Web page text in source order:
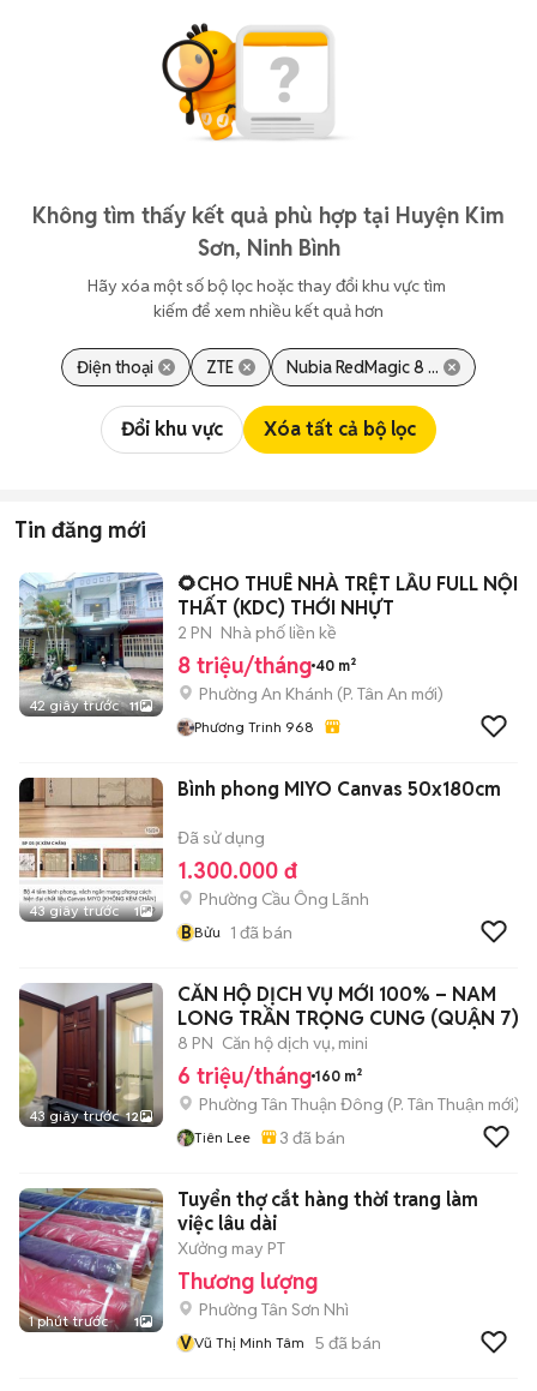
Không tìm thấy kết quả phù hợp tại Huyện Kim
Sơn, Ninh Bình
Hãy xóa một số bộ lọc hoặc thay đổi khu vực tìm
kiếm để xem nhiều kết quả hơn
Điện thoại ZTE Nubia RedMagic 8 ...
Đổi khu vực Xóa tất cả bộ lọc
Tin đăng mới
42 giây trước 11
🌻CHO THUÊ NHÀ TRỆT LẦU FULL NỘI
THẤT (KDC) THỚI NHỰT
2 PN Nhà phố liền kề
8 triệu/tháng 40 m²
Phường An Khánh (P. Tân An mới)
Phương Trinh 968
43 giây trước 1
Bình phong MIYO Canvas 50x180cm
Đã sử dụng
1.300.000 đ
Phường Cầu Ông Lãnh
BBửu 1 đã bán
43 giây trước 12
CĂN HỘ DỊCH VỤ MỚI 100% – NAM
LONG TRẦN TRỌNG CUNG (QUẬN 7)
8 PN Căn hộ dịch vụ, mini
6 triệu/tháng 160 m²
Phường Tân Thuận Đông (P. Tân Thuận mới)
Tiên Lee 3 đã bán
1 phút trước 1
Tuyển thợ cắt hàng thời trang làm
việc lâu dài
Xưởng may PT
Thương lượng
Phường Tân Sơn Nhì
VVũ Thị Minh Tâm 5 đã bán